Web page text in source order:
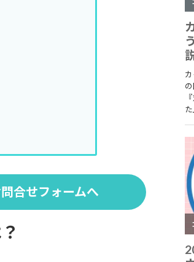
合せフォームへ